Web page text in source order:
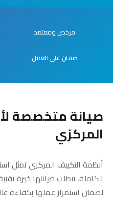
مرخص ومعتمد
ضمان على العمل
صيانة متخصصة
المركزي
أنظمة التكييف المركزي تمثل
الكاملة. تتطلب صيانتها خبرة
لضمان استمرار عملها بكفاءة